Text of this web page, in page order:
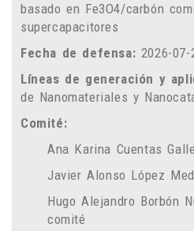
basado en Fe3O4/carbón
supercapacitores
Fecha de defensa: 2026-07-
Líneas de generación y
de Nanomateriales y
Comité:
Ana Karina Cuentas
Javier Alonso López
Hugo Alejandro Borbón
comité